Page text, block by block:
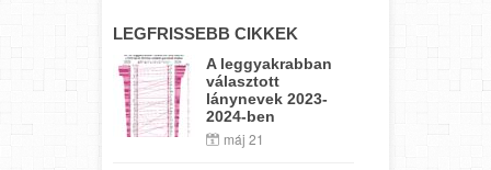
LEGFRISSEBB CIKKEK
A leggyakrabban
választott
lánynevek 2023-
2024-ben
máj 21